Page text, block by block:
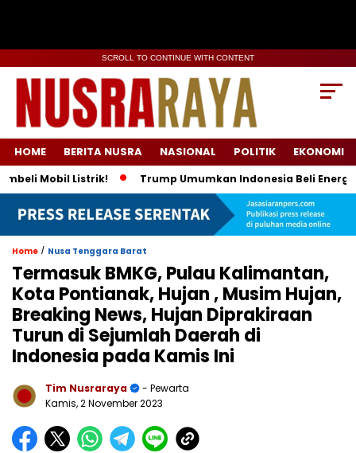
SCROLL TO CONTINUE WITH CONTENT
HOME BERITA NUSRA NASIONAL POLITIK EKONOMI
Listrik! Trump Umumkan Indonesia Beli Energi & 50
Home / Nusa Tenggara Barat
Termasuk BMKG, Pulau Kalimantan,
Kota Pontianak, Hujan , Musim Hujan,
Breaking News, Hujan Diprakiraan
Turun di Sejumlah Daerah di
Indonesia pada Kamis Ini
Tim Nusraraya
- Pewarta
Kamis, 2 November 2023